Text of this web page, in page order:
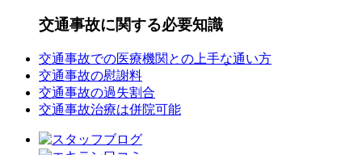
交通事故に関する必要知識
交通事故での医療機関との上手な通い方
交通事故の慰謝料
交通事故の過失割合
交通事故治療は併院可能